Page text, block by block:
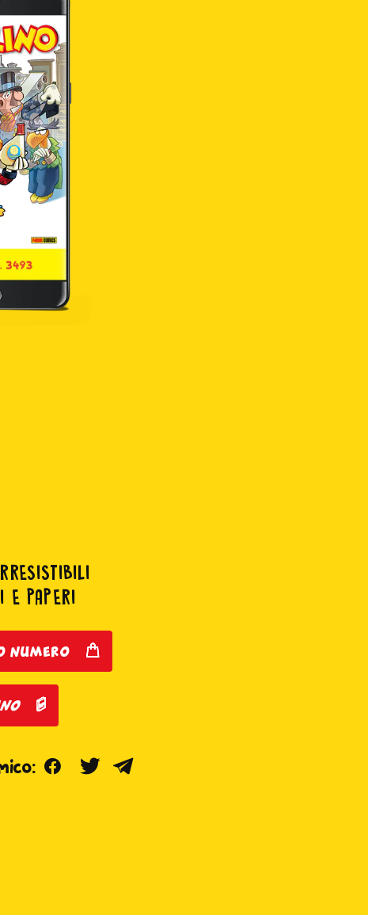
E PAPERI
numero
FacebookTwitter